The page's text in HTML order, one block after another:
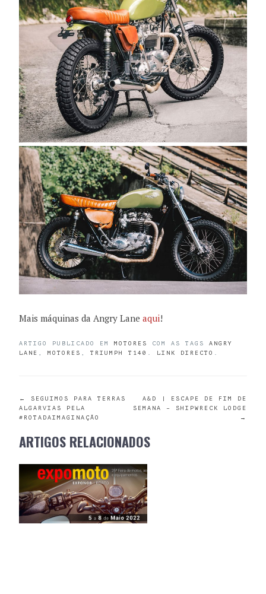
Mais máquinas da Angry Lane aqui!
ARTIGO PUBLICADO EM MOTORES COM AS TAGS ANGRY
LANE
MOTORES TRIUMPH T140 LINK DIRECTO
POST
NAVIGATION
←
SEGUIMOS PARA TERRAS
ALGARVIAS PELA
#ROTADAIMAGINAÇÃO
A&D | ESCAPE DE FIM DE
SEMANA – SHIPWRECK LODGE
→
ARTIGOS RELACIONADOS